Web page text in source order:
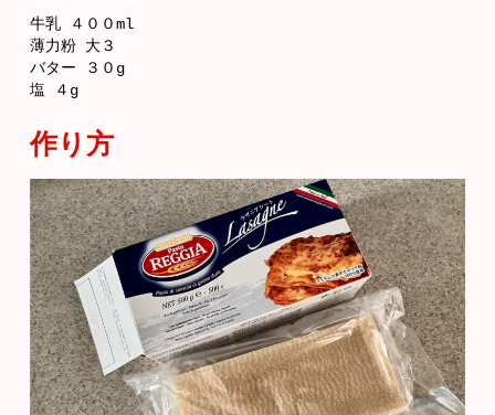
牛乳 ４００ml
薄力粉 大３
バター ３０g
塩 ４g
作り方